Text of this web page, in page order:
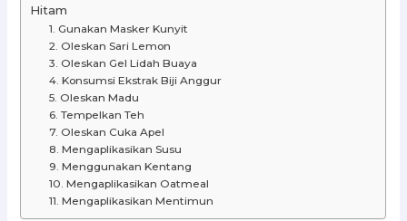
Hitam
1. Gunakan Masker Kunyit
2. Oleskan Sari Lemon
3. Oleskan Gel Lidah Buaya
4. Konsumsi Ekstrak Biji Anggur
5. Oleskan Madu
6. Tempelkan Teh
7. Oleskan Cuka Apel
8. Mengaplikasikan Susu
9. Menggunakan Kentang
10. Mengaplikasikan Oatmeal
11. Mengaplikasikan Mentimun